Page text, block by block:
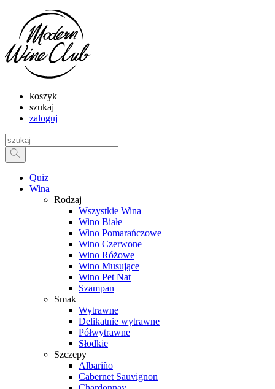
koszyk
szukaj
zaloguj
Quiz
Wina
Rodzaj
Wszystkie Wina
Wino Białe
Wino Pomarańczowe
Wino Czerwone
Wino Różowe
Wino Musujące
Wino Pet Nat
Szampan
Smak
Wytrawne
Delikatnie wytrawne
Półwytrawne
Słodkie
Szczepy
Albariño
Cabernet Sauvignon